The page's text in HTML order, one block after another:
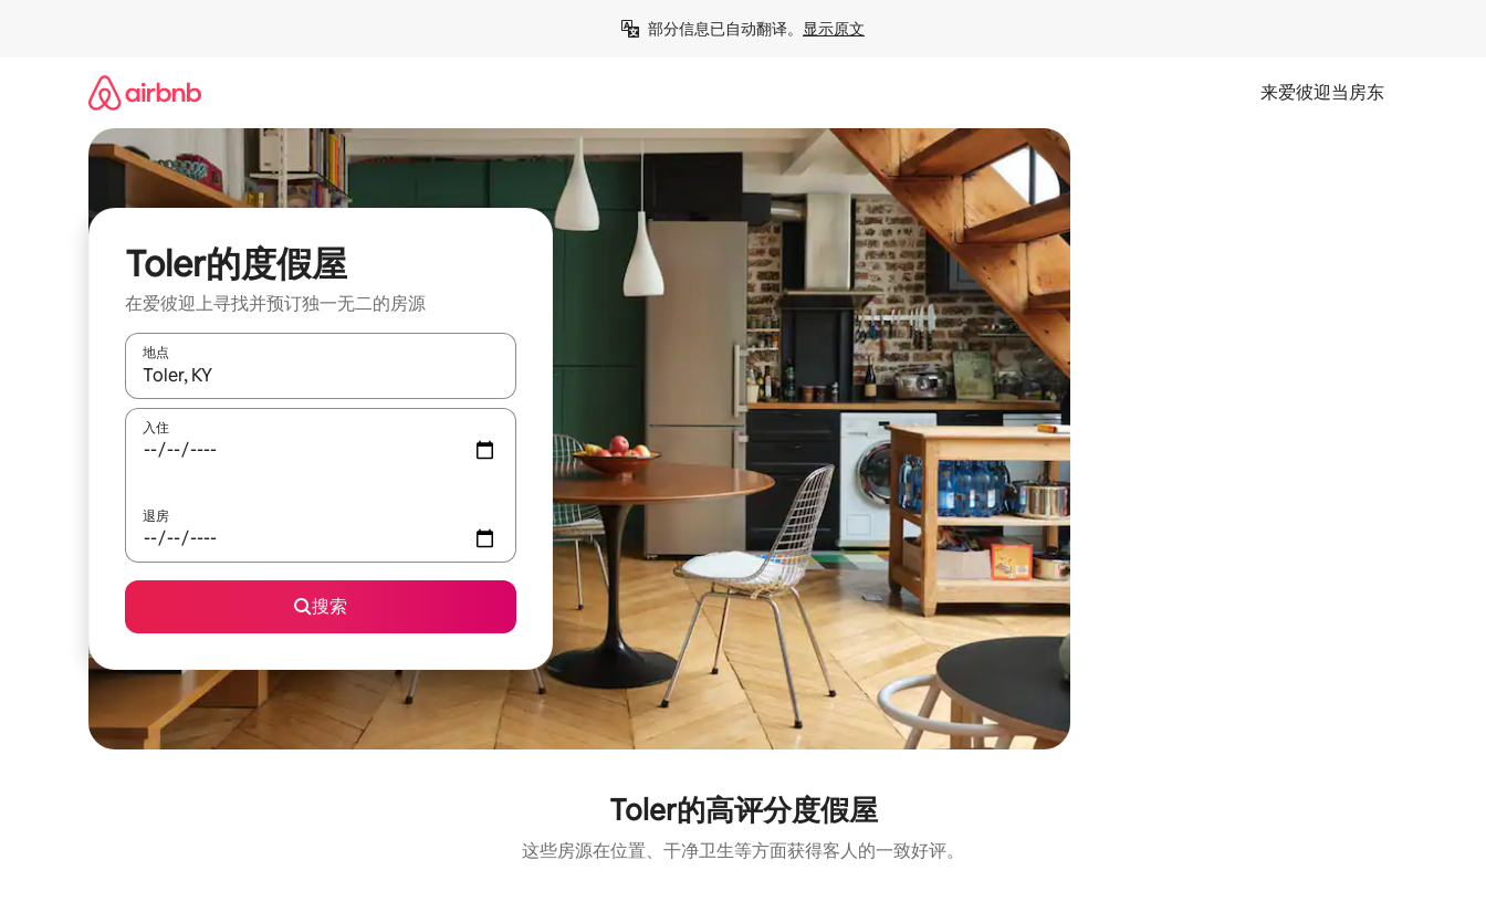
部分信息已自动翻译。 显示原文
来爱彼迎当房东
Toler的度假屋
在爱彼迎上寻找并预订独一无二的房源
地点
如有搜索结果，请使用上下方向键查看，或通过点击或滑动手势浏览。
入住
退房
搜索
Toler的高评分度假屋
这些房源在位置、干净卫生等方面获得客人的一致好评。